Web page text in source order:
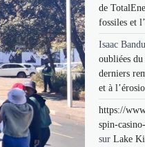
de
fossiles et
Isaac Bandu
oubliées
derniers
et à
https://
spin-
sur Lake